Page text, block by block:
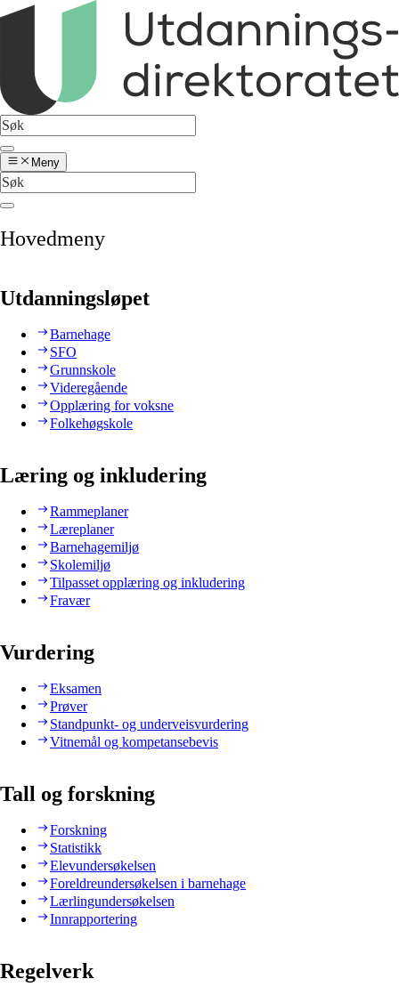
Meny
Hovedmeny
Utdanningsløpet
Barnehage
SFO
Grunnskole
Videregående
Opplæring for voksne
Folkehøgskole
Læring og inkludering
Rammeplaner
Læreplaner
Barnehagemiljø
Skolemiljø
Tilpasset opplæring og inkludering
Fravær
Vurdering
Eksamen
Prøver
Standpunkt- og underveisvurdering
Vitnemål og kompetansebevis
Tall og forskning
Forskning
Statistikk
Elevundersøkelsen
Foreldreundersøkelsen i barnehage
Lærlingundersøkelsen
Innrapportering
Regelverk